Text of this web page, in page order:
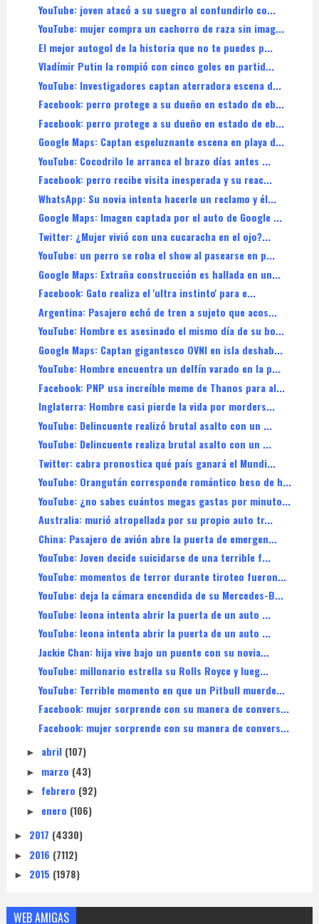
YouTube: joven atacó a su suegro al confundirlo co...
YouTube: mujer compra un cachorro de raza sin imag...
El mejor autogol de la historia que no te puedes p...
Vladímir Putin la rompió con cinco goles en partid...
YouTube: Investigadores captan aterradora escena d...
Facebook: perro protege a su dueño en estado de eb...
Facebook: perro protege a su dueño en estado de eb...
Google Maps: Captan espeluznante escena en playa d...
YouTube: Cocodrilo le arranca el brazo días antes ...
Facebook: perro recibe visita inesperada y su reac...
WhatsApp: Su novia intenta hacerle un reclamo y él...
Google Maps: Imagen captada por el auto de Google ...
Twitter: ¿Mujer vivió con una cucaracha en el ojo?...
YouTube: un perro se roba el show al pasearse en p...
Google Maps: Extraña construcción es hallada en un...
Facebook: Gato realiza el 'ultra instinto' para e...
Argentina: Pasajero echó de tren a sujeto que acos...
YouTube: Hombre es asesinado el mismo día de su bo...
Google Maps: Captan gigantesco OVNI en isla deshab...
YouTube: Hombre encuentra un delfín varado en la p...
Facebook: PNP usa increíble meme de Thanos para al...
Inglaterra: Hombre casi pierde la vida por morders...
YouTube: Delincuente realizó brutal asalto con un ...
YouTube: Delincuente realiza brutal asalto con un ...
Twitter: cabra pronostica qué país ganará el Mundi...
YouTube: Orangután corresponde romántico beso de h...
YouTube: ¿no sabes cuántos megas gastas por minuto...
Australia: murió atropellada por su propio auto tr...
China: Pasajero de avión abre la puerta de emergen...
YouTube: Joven decide suicidarse de una terrible f...
YouTube: momentos de terror durante tiroteo fueron...
YouTube: deja la cámara encendida de su Mercedes-B...
YouTube: leona intenta abrir la puerta de un auto ...
YouTube: leona intenta abrir la puerta de un auto ...
Jackie Chan: hija vive bajo un puente con su novia...
YouTube: millonario estrella su Rolls Royce y lueg...
YouTube: Terrible momento en que un Pitbull muerde...
Facebook: mujer sorprende con su manera de convers...
Facebook: mujer sorprende con su manera de convers...
► abril (107)
► marzo (43)
► febrero (92)
► enero (106)
► 2017 (4330)
► 2016 (7112)
► 2015 (1978)
WEB AMIGAS